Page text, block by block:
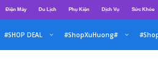
Điện Máy Du Lịch Phụ Kiện Dịch Vụ Sức Khỏe
#SHOP DEAL #ShopXuHuong#